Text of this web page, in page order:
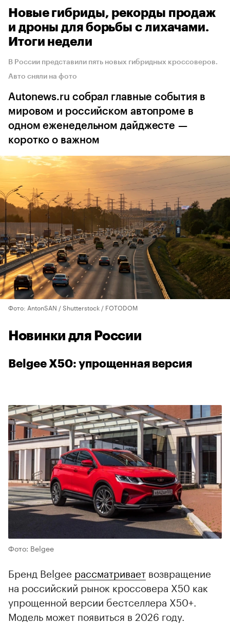
Новые гибриды, рекорды продаж
и дроны для борьбы с лихачами.
Итоги недели
В России представили пять новых гибридных кроссоверов.
Авто сняли на фото
Autonews.ru собрал главные события в
мировом и российском автопроме в
одном еженедельном дайджесте —
коротко о важном
Фото: AntonSAN / Shutterstock / FOTODOM
Новинки для России
Belgee X50: упрощенная версия
00:00 / 00:00
Фото: Belgee
Бренд Belgee рассматривает возвращение
на российский рынок кроссовера X50 как
упрощенной версии бестселлера X50+.
Модель может появиться в 2026 году.